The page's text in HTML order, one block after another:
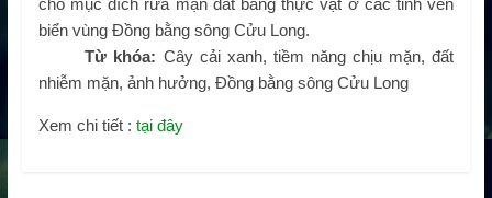
cho mục đích rửa mặn đất bằng thực vật ở các tỉnh ven
biển vùng Đồng bằng sông Cửu Long.
Từ khóa: Cây cải xanh, tiềm năng chịu mặn, đất
nhiễm mặn, ảnh hưởng, Đồng bằng sông Cửu Long
Xem chi tiết : tại đây